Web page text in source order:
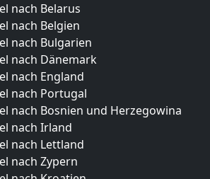
nach Belarus
nach Belgien
nach Bulgarien
nach Dänemark
nach England
nach Portugal
nach Bosnien und Herzegowina
nach Irland
nach Lettland
nach Zypern